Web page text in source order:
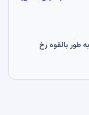
طور بالقوه رخ